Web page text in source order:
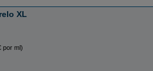
XL
por ml)